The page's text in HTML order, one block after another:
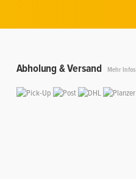
Abholung & Versand Mehr Infos